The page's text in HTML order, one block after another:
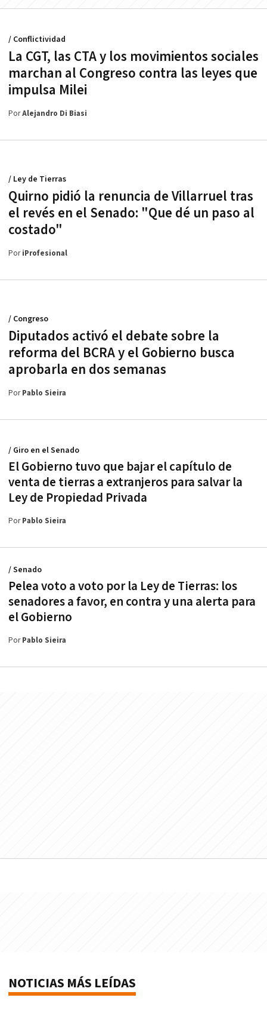
La CGT, las CTA y los movimientos sociales
marchan al Congreso contra las leyes que
impulsa Milei
/ Conflictividad
PorAlejandro Di Biasi
Quirno pidió la renuncia de Villarruel tras
el revés en el Senado: "Que dé un paso al
costado"
/ Ley de Tierras
PoriProfesional
Diputados activó el debate sobre la
reforma del BCRA y el Gobierno busca
aprobarla en dos semanas
/ Congreso
PorPablo Sieira
El Gobierno tuvo que bajar el capítulo de
venta de tierras a extranjeros para salvar la
Ley de Propiedad Privada
/ Giro en el Senado
PorPablo Sieira
Pelea voto a voto por la Ley de Tierras: los
senadores a favor, en contra y una alerta para
el Gobierno
/ Senado
PorPablo Sieira
NOTICIAS MÁS LEÍDAS